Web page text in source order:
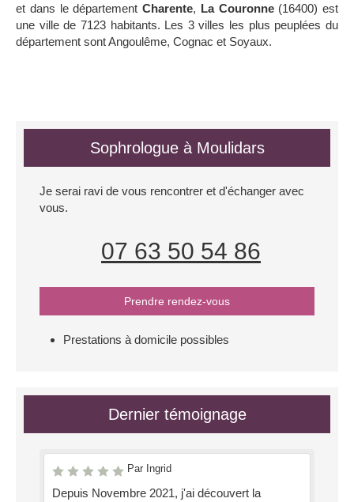
et dans le département Charente, La Couronne(16400) est
une ville de 7123 habitants. Les 3 villes les plus peuplées du
département sont Angoulême, Cognac et Soyaux.
Sophrologue à Moulidars
Je serai ravi de vous rencontrer et d'échanger avec
vous.
07 63 50 54 86
Prendre rendez-vous
Prestations à domicile possibles
Dernier témoignage
Par Ingrid
Depuis Novembre 2021, j'ai découvert la